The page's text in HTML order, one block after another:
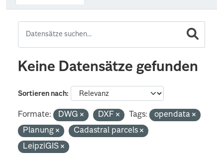
Keine Datensätze gefunden
Sortieren nach
Formate: DWG DXF Tags:
opendata
Planung
Cadastral parcels
LeipziGIS